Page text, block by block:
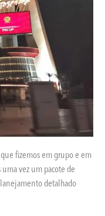
fizemos em grupo e em
vez um pacote de
detalhado